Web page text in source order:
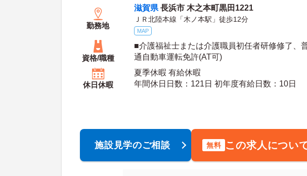
勤務地
滋賀県 長浜市 木之本町黒田1221
ＪＲ北陸本線「木ノ本駅」徒歩12分
MAP
資格/職種
■介護福祉士または介護職員初任者研修修了、
通自動車運転免許(AT可)
休日休暇
夏季休暇 有給休暇
年間休日日数：121日 初年度有給日数：10日
施設見学のご相談 無料 この求人につい